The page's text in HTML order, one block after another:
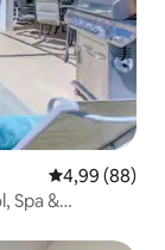
4,99 (88)
Spa &